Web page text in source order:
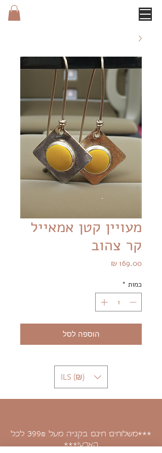
מעויין קטן אמאייל
קר צהוב
מחיר
כמות *
הוספה לסל
ILS (₪)
***משלוחים חינם בקנייה מעל 399 ₪
לכל
הארץ!***